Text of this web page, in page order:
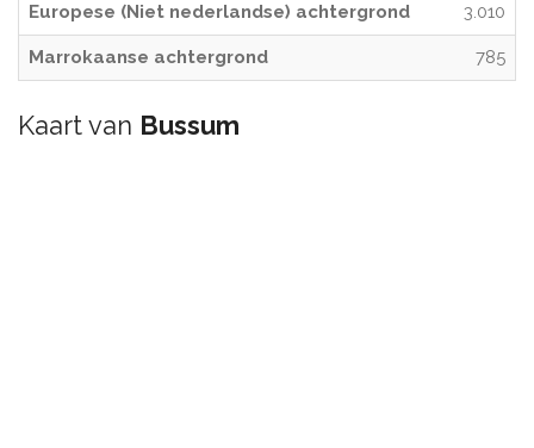
Europese (Niet nederlandse) achtergrond 3.010
Marrokaanse achtergrond 785
Kaart van Bussum